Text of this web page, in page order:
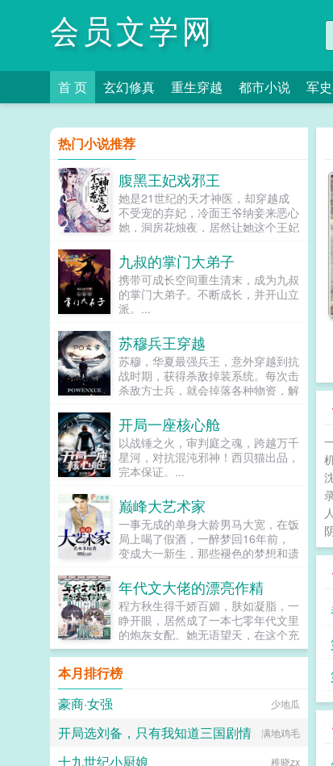
会员文学网
首 页 玄幻修真 重生穿越 都市小说 军
热门小说推荐
腹黑王妃戏邪王
她是21世纪的天才神医，却穿越成
不受宠的弃妃，冷面王爷纳妾来恶心
她，洞房花烛夜，居然让她这个王妃
着几面旗子，对着床头摇旗呐...
九叔的掌门大弟子
携带可成长空间重生清末，成为九叔
的掌门大弟子。不断成长，并开山立
派。...
苏穆兵王穿越
苏穆，华夏最强兵王，意外穿越到抗
战时期，获得杀敌掉装系统。每次击
杀敌方士兵，就会掉落各种物资，解
系统提示恭喜宿主击杀敌方士...
开局一座核心舱
以战锤之火，审判庭之魂，跨越万千
星河，对抗混沌邪神！西贝猫出品，
完本保证。...
巅峰大艺术家
一事无成的单身大龄男马大宽，在饭
局上喝了假酒，一醉梦回16年前，
变成大一新生，那些褪色的梦想和遗
家，做导演，收藏古玩字画，...
年代文大佬的漂亮作精
程方秋生得千娇百媚，肤如凝脂，一
睁开眼，居然成了一本七零年代文里
的炮灰女配。她无语望天，在这个充
满限制的时代，她只想当条咸鱼，拿
着便宜老公的丰厚工资买买买，顺便
再好好享受宽肩窄腰，冷峻帅气...
本月排行榜
豪商·女强
少地瓜
开局选刘备，只有我知道三国剧情 满地鸡毛
十九世纪小厨娘 稚晓zx